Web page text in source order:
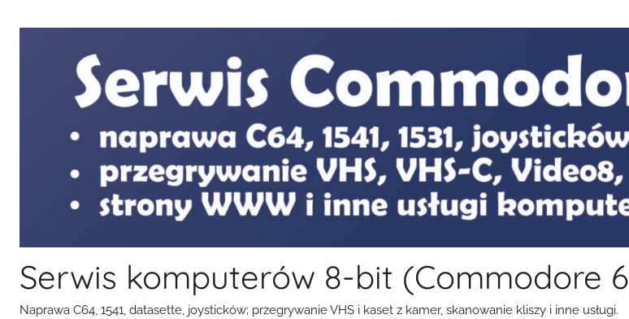
Serwis komputerów 8-bit (Commodore
Naprawa C64, 1541, datasette, joysticków; przegrywanie VHS i kaset z kamer, skanowanie kliszy i inne usługi.